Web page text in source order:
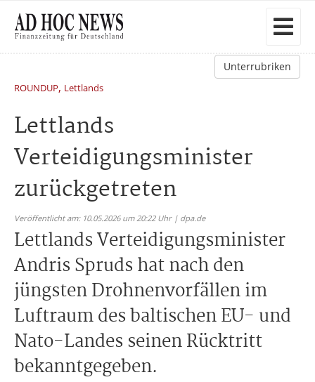
Unterrubriken
ROUNDUP, Lettlands
Lettlands
Verteidigungsminister
zurückgetreten
Veröffentlicht am: 10.05.2026 um 20:22 Uhr | dpa.de
Lettlands Verteidigungsminister
Andris Spruds hat nach den
jüngsten Drohnenvorfällen im
Luftraum des baltischen EU- und
Nato-Landes seinen Rücktritt
bekanntgegeben.